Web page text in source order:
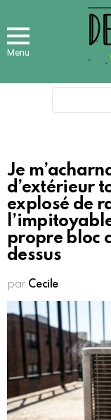
Menu
Je
d’extérieur
explosé de
propre bloc
dessus
par Cecile